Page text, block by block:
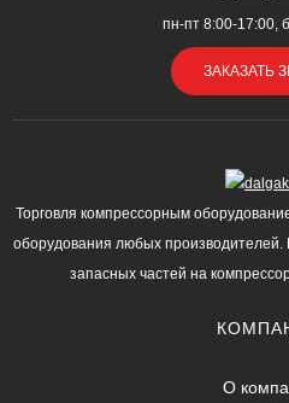
пн-пт 8:00-17:00,
ЗАКАЗАТЬ
Торговля компрессорным
оборудования любых производителей.
запасных частей на
О